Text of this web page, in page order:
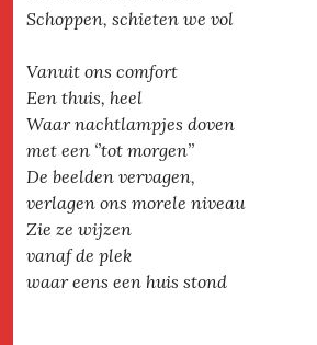
Schoppen, schieten we vol
Vanuit ons comfort
Een thuis, heel
Waar nachtlampjes doven
met een ‘’tot morgen’’
De beelden vervagen,
verlagen ons morele niveau
Zie ze wijzen
vanaf de plek
waar eens een huis stond